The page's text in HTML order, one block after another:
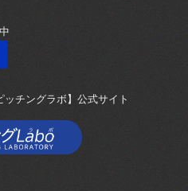
チングラボ】公式サイト